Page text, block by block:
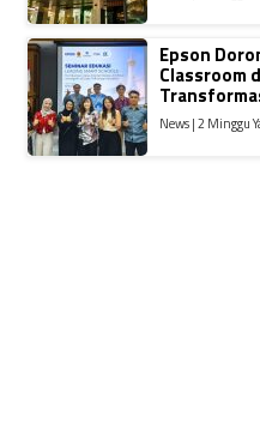
Epson
Classroom
News | 2 Minggu